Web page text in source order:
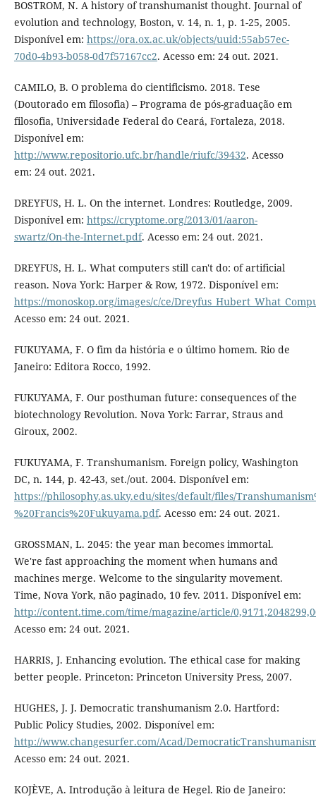
BOSTROM, N. A history of transhumanist thought. Journal of
evolution and technology, Boston, v. 14, n. 1, p. 1-25, 2005.
Disponível em: https://ora.ox.ac.uk/objects/uuid:55ab57ec-
70d0-4b93-b058-0d7f57167cc2. Acesso em: 24 out. 2021.
CAMILO, B. O problema do cientificismo. 2018. Tese
(Doutorado em filosofia) – Programa de pós-graduação em
filosofia, Universidade Federal do Ceará, Fortaleza, 2018.
Disponível em:
http://www.repositorio.ufc.br/handle/riufc/39432. Acesso
em: 24 out. 2021.
DREYFUS, H. L. On the internet. Londres: Routledge, 2009.
Disponível em: https://cryptome.org/2013/01/aaron-
swartz/On-the-Internet.pdf. Acesso em: 24 out. 2021.
DREYFUS, H. L. What computers still can't do: of artificial
reason. Nova York: Harper & Row, 1972. Disponível em:
https://monoskop.org/images/c/ce/
Acesso em: 24 out. 2021.
FUKUYAMA, F. O fim da história e o último homem. Rio de
Janeiro: Editora Rocco, 1992.
FUKUYAMA, F. Our posthuman future: consequences of the
biotechnology Revolution. Nova York: Farrar, Straus and
Giroux, 2002.
FUKUYAMA, F. Transhumanism. Foreign policy, Washington
DC, n. 144, p. 42-43, set./out. 2004. Disponível em:
https://philosophy.as.uky.edu/sites/default/files/
%20Francis%20Fukuyama.pdf. Acesso em: 24 out. 2021.
GROSSMAN, L. 2045: the year man becomes immortal.
We're fast approaching the moment when humans and
machines merge. Welcome to the singularity movement.
Time, Nova York, não paginado, 10 fev. 2011. Disponível em:
http://content.time.com/time/magazine/article/
Acesso em: 24 out. 2021.
HARRIS, J. Enhancing evolution. The ethical case for making
better people. Princeton: Princeton University Press, 2007.
HUGHES, J. J. Democratic transhumanism 2.0. Hartford:
Public Policy Studies, 2002. Disponível em:
http://www.changesurfer.com/Acad/
Acesso em: 24 out. 2021.
KOJÈVE, A. Introdução à leitura de Hegel. Rio de Janeiro: